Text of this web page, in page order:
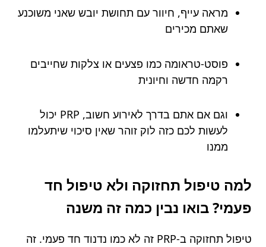
מראה עייף, חיוור עם תחושת יובש שאני משוכנע
שאתם מכירים
פוסט-טראומה כמו פצעים או צלקות שחייבים
רקמה חדשה וחיונית
וגם אם אתם בדרך לאירוע חשוב, PRP יכול
לעשות לכם כזה לוק זוהר שאין סיכוי שיתעלמו
ממנו
למה טיפול תחזוקה ולא טיפול חד
פעמי? בואו נבין כמה זה משנה
טיפול תחזוקה ב-PRP זה לא כמו נדנוד חד פעמי. זה